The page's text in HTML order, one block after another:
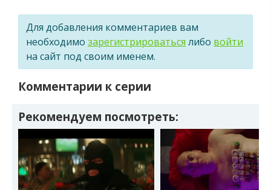
Для добавления комментариев вам
необходимо зарегистрироваться либо войти
на сайт под своим именем.
Комментарии к серии
Рекомендуем посмотреть: